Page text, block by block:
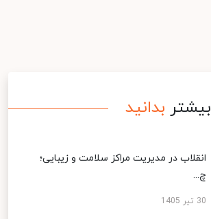
بیشتر بدانید
انقلاب در مدیریت مراکز سلامت و زیبایی؛
چ...
30 تیر 1405